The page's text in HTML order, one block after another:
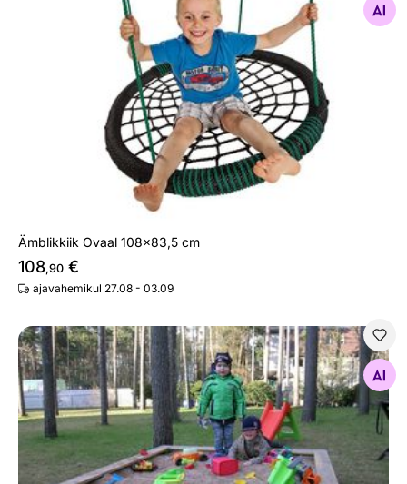
Otsi sarnaseid
Ämblikkiik Ovaal 108x83,5 cm
108,90 €
ajavahemikul 27.08 - 03.09
Liivakast kattega
Otsi sarnaseid